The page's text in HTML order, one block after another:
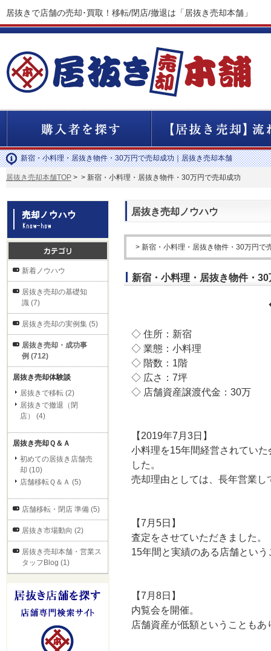
居抜きで店舗の売却･買取！移転/閉店/撤退は「居抜き売却本舗」
新宿・小料理・居抜き物件・30万円で売却成功｜居抜き売却本舗
居抜き売却本舗TOP > > 新宿・小料理・居抜き物件・30万円で売却成功
居抜き売却ノウハウ
> 新宿・小料理・居抜き物件・30万円で
新宿・小料理・居抜き物件・
◇ 住所：新宿
◇ 業態：小料理
◇ 階数：1階
◇ 広さ：7坪
◇ 店舗資産譲渡代金：30万
【2019年7月3日】
小料理を15年間経営されてい
した。
売却理由としては、長年営業
【7月5日】
査定をさせていただきました。
15年間と実績のある店舗とい
【7月8日】
内覧会を開催。
店舗資産が低額ということも
新着ノウハウ
居抜き売却の基礎知
識 (7)
居抜き売却の実例集 (5)
居抜き売却・成功事
例 (712)
居抜き売却体験談
居抜きで移転 (2)
居抜きで撤退（閉
店） (4)
居抜き売却Ｑ＆Ａ
初めての居抜き店舗売
却 (10)
店舗移転Ｑ＆Ａ (5)
店舗移転・閉店 準備 (5)
居抜き市場動向 (2)
居抜き売却本舗・営業ス
タッフBlog (1)